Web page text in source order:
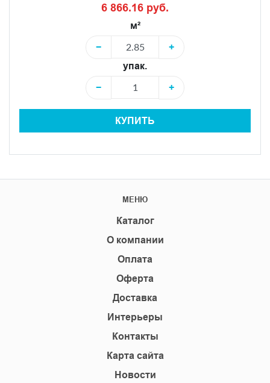
6 866.16 руб.
м²
−
+
упак.
−
+
КУПИТЬ
МЕНЮ
Каталог
О компании
Оплата
Оферта
Доставка
Интерьеры
Контакты
Карта сайта
Новости